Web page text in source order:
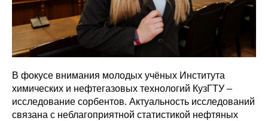
В фокусе внимания молодых учёных Института
химических и нефтегазовых технологий КузГТУ –
исследование сорбентов. Актуальность исследований
связана с неблагоприятной статистикой нефтяных